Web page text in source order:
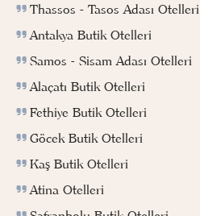
Thassos - Tasos Adası Otelleri
Antakya Butik Otelleri
Samos - Sisam Adası Otelleri
Alaçatı Butik Otelleri
Fethiye Butik Otelleri
Göcek Butik Otelleri
Kaş Butik Otelleri
Atina Otelleri